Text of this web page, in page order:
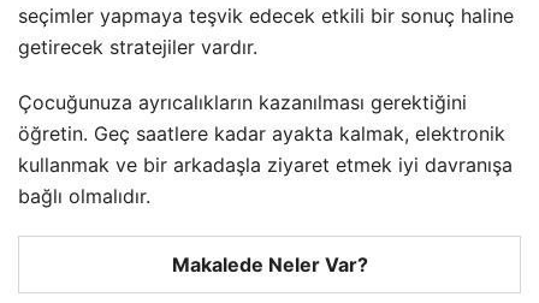
seçimler yapmaya teşvik edecek etkili bir sonuç haline
getirecek stratejiler vardır.
Çocuğunuza ayrıcalıkların kazanılması gerektiğini
öğretin. Geç saatlere kadar ayakta kalmak, elektronik
kullanmak ve bir arkadaşla ziyaret etmek iyi davranışa
bağlı olmalıdır.
Makalede Neler Var?